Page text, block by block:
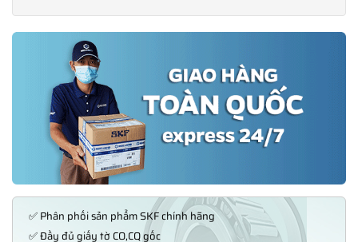
✅ Phân phối sản phẩm SKF chính hãng
✅ Đầy đủ giấy tờ CO,CQ gốc